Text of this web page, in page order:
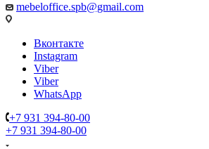
mebeloffice.spb@gmail.com
Вконтакте
Instagram
Viber
Viber
WhatsApp
+7 931 394-80-00
+7 931 394-80-00